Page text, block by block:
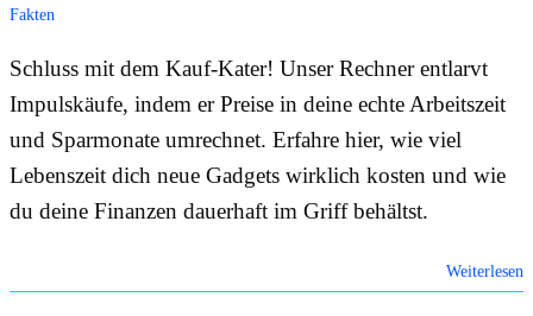
Fakten
Schluss mit dem Kauf-Kater! Unser Rechner entlarvt
Impulskäufe, indem er Preise in deine echte Arbeitszeit
und Sparmonate umrechnet. Erfahre hier, wie viel
Lebenszeit dich neue Gadgets wirklich kosten und wie
du deine Finanzen dauerhaft im Griff behältst.
Weiterlesen